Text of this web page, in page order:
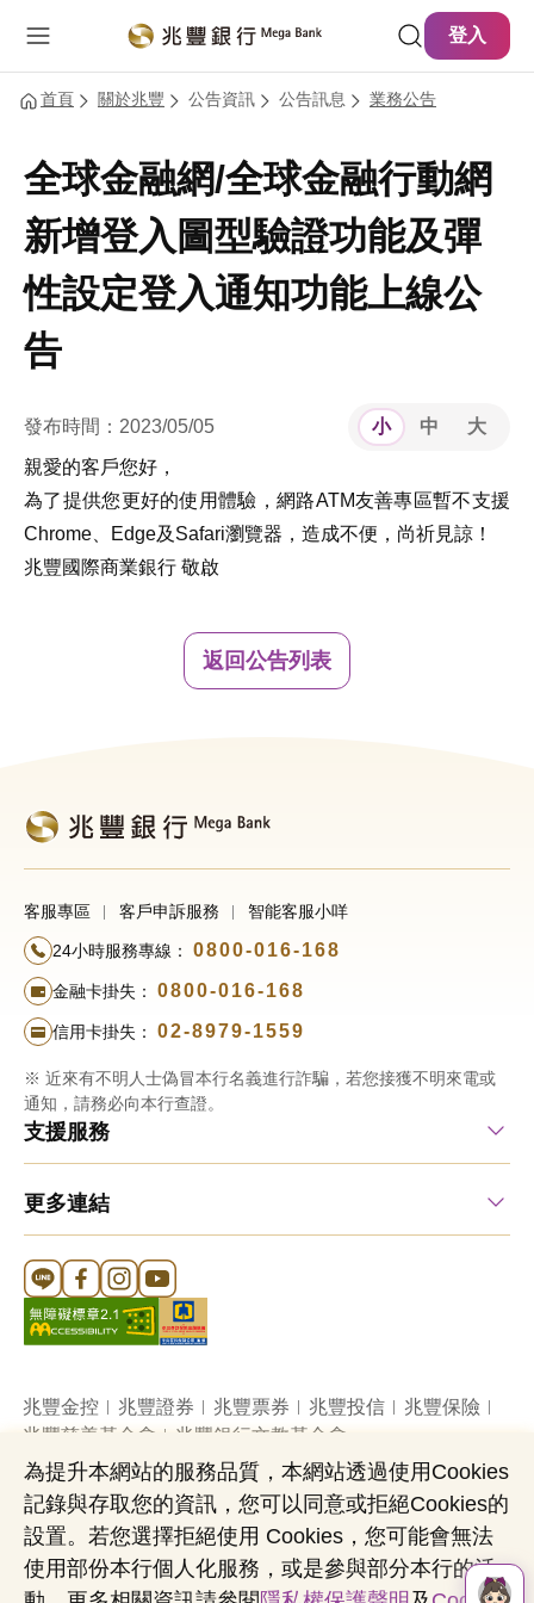
登入
首頁 關於兆豐 公告資訊 公告訊息 業務公告
全球金融網/全球金融行動網
新增登入圖型驗證功能及彈
性設定登入通知功能上線公
告
發布時間：2023/05/05 小 中
大
親愛的客戶您好，
為了提供您更好的使用體驗，網路ATM友善專區暫不支援
Chrome、Edge及Safari瀏覽器，造成不便，尚祈見諒！
兆豐國際商業銀行 敬啟
返回公告列表
客服專區 客戶申訴服務 智能客服小咩
24小時服務專線： 0800-016-168
金融卡掛失： 0800-016-168
信用卡掛失： 02-8979-1559
※ 近來有不明人士偽冒本行名義進行詐騙，若您接獲不明來電或
通知，請務必向本行查證。
支援服務
更多連結
Line 官方帳號
FB 官方帳號
Instagram 官方帳號
YouTube 官方帳號
兆豐金控 兆豐證券 兆豐票券 兆豐投信
兆豐保險
兆豐慈善基金會
兆豐銀行文教基金會
網站導覽 法定公開揭露事項
機構投資人盡職治理
隱私權聲明
共同行銷專區 國內外幣清算
營業人：兆豐國際商業銀行股份有限公司
為提升本網站的服務品質，本網站透過使用Cookies
記錄與存取您的資訊，您可以同意或拒絕Cookies的
設置。若您選擇拒絕使用 Cookies，您可能會無法
使用部份本行個人化服務，或是參與部分本行的活